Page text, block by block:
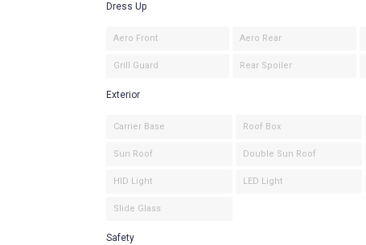
Dress Up
Aero Front Aero Rear
Grill Guard Rear Spoiler
Exterior
Carrier Base Roof Box
Sun Roof Double Sun Roof
HID Light LED Light
Slide Glass
Safety